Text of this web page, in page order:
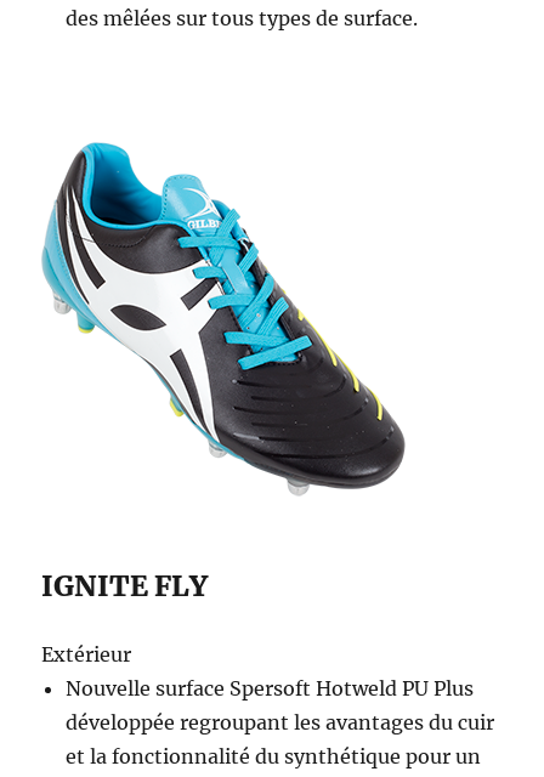
des mêlées sur tous types de surface.
IGNITE FLY
Extérieur
Nouvelle surface Spersoft Hotweld PU Plus
développée regroupant les avantages du cuir
et la fonctionnalité du synthétique pour un